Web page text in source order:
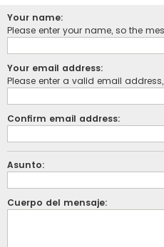
Your name:
Please enter your name, so the
Your email address:
Please enter a valid email
Confirm email address:
Asunto:
Cuerpo del mensaje: